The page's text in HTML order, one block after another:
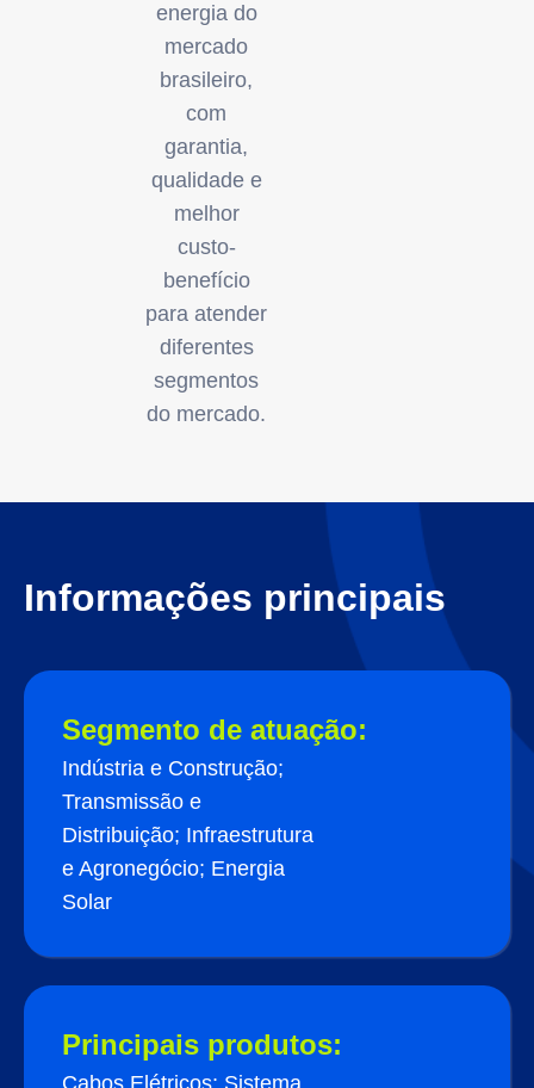
energia do
mercado
brasileiro,
com
garantia,
qualidade e
melhor
custo-
benefício
para atender
diferentes
segmentos
do mercado.
Informações principais
Segmento de atuação:
Indústria e Construção;
Transmissão e
Distribuição; Infraestrutura
e Agronegócio; Energia
Solar
Principais produtos: